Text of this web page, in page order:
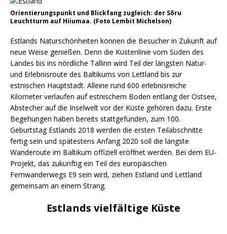
Orientierungspunkt und Blickfang zugleich: der Sõru
Leuchtturm auf Hiiumaa. (Foto Lembit Michelson)
Estlands Naturschönheiten können die Besucher in Zukunft auf
neue Weise genießen. Denn die Küstenlinie vom Süden des
Landes bis ins nördliche Tallinn wird Teil der längsten Natur-
und Erlebnisroute des Baltikums von Lettland bis zur
estnischen Hauptstadt. Alleine rund 600 erlebnisreiche
Kilometer verlaufen auf estnischem Boden entlang der Ostsee,
Abstecher auf die Inselwelt vor der Küste gehören dazu. Erste
Begehungen haben bereits stattgefunden, zum 100.
Geburtstag Estlands 2018 werden die ersten Teilabschnitte
fertig sein und spätestens Anfang 2020 soll die längste
Wanderoute im Baltikum offiziell eröffnet werden. Bei dem EU-
Projekt, das zukünftig ein Teil des europäischen
Fernwanderwegs E9 sein wird, ziehen Estland und Lettland
gemeinsam an einem Strang.
Estlands vielfältige Küste